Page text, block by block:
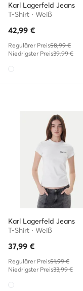
Karl Lagerfeld Jeans
T-Shirt · Weiß
42,99 €
Regulärer Preis58,99 €
Niedrigster Preis39,99 €
Karl Lagerfeld Jeans
T-Shirt · Weiß
37,99 €
Regulärer Preis51,99 €
Niedrigster Preis33,99 €